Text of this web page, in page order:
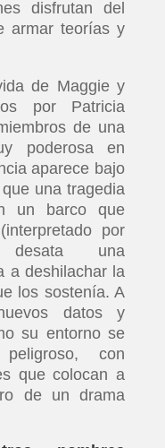
disfrutan del
armar teorías y
de Maggie y
por Patricia
de una
poderosa en
aparece bajo
una tragedia
un barco que
por
desata una
a deshilachar la
los sostenía. A
datos y
su entorno se
con
que colocan a
de un drama